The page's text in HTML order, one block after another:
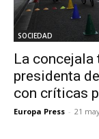
SOCIEDAD
La concejala
presidenta
con críticas
Europa Press - 21